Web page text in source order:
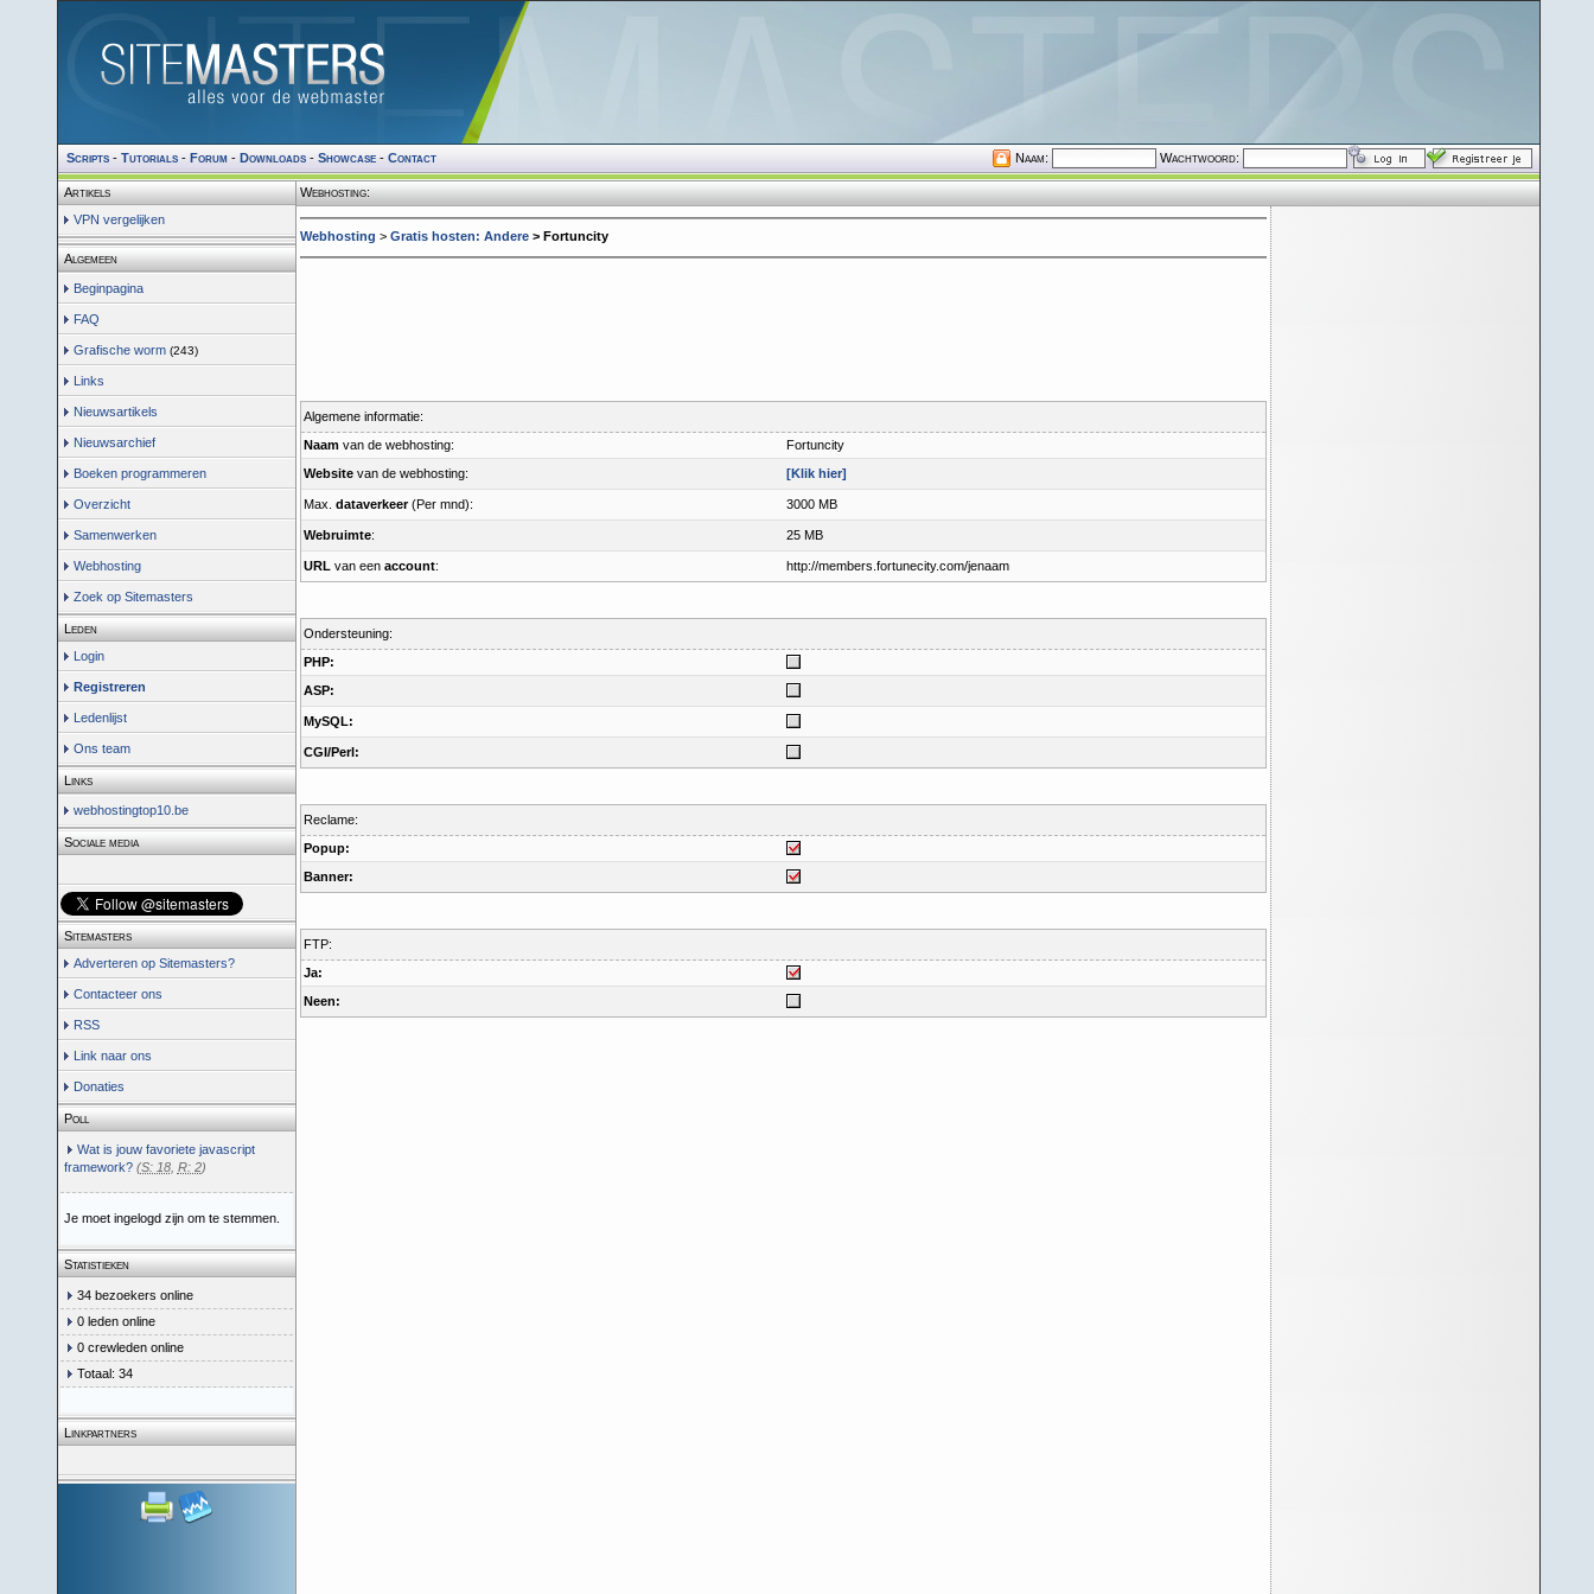
Scripts- Tutorials- Forum- Downloads- Showcase- Contact Naam: Wachtwoord:
Artikels
VPN vergelijken
Algemeen
Beginpagina
FAQ
Grafische worm (243)
Links
Nieuwsartikels
Nieuwsarchief
Boeken programmeren
Overzicht
Samenwerken
Webhosting
Zoek op Sitemasters
Leden
Login
Registreren
Ledenlijst
Ons team
Links
webhostingtop10.be
Sociale media
Sitemasters
Adverteren op Sitemasters?
Contacteer ons
RSS
Link naar ons
Donaties
Poll
Wat is jouw favoriete javascript
framework? (S: 18, R: 2)
Je moet ingelogd zijn om te stemmen.
Statistieken
34 bezoekers online
0 leden online
0 crewleden online
Totaal: 34
Linkpartners
Webhosting:
Webhosting > Gratis hosten: Andere> Fortuncity
Algemene informatie:
Naamvan de webhosting:
Fortuncity
Websitevan de webhosting: [Klik hier]
Max. dataverkeer(Per mnd): 3000 MB
Webruimte: 25 MB
URL van een account: http://members.fortunecity.com/jenaam
Ondersteuning:
PHP:
ASP:
MySQL:
CGI/Perl:
Reclame:
Popup:
Banner:
FTP:
Ja:
Neen: